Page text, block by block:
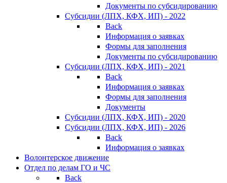
Документы по субсидированию
Субсидии (ЛПХ, КФХ, ИП) - 2022
Back
Информация о заявках
Формы для заполнения
Документы по субсидированию
Субсидии (ЛПХ, КФХ, ИП) - 2021
Back
Информация о заявках
Формы для заполнения
Документы
Субсидии (ЛПХ, КФХ, ИП) - 2020
Субсидии (ЛПХ, КФХ, ИП) - 2026
Back
Информация о заявках
Волонтерское движение
Отдел по делам ГО и ЧС
Back